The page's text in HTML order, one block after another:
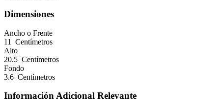
Dimensiones
Ancho o Frente
11 Centímetros
Alto
20.5 Centímetros
Fondo
3.6 Centímetros
Información Adicional Relevante